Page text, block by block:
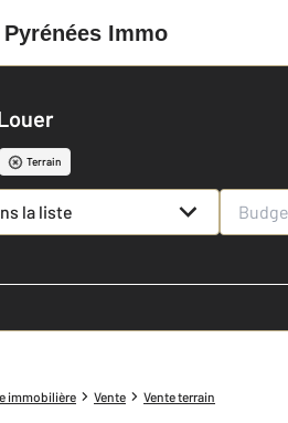
Pyrénées Immo
Terrain
la liste
immobilière Vente Vente terrain